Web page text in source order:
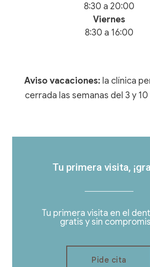
8:30 a 20:00
Viernes
8:30 a 16:00
Aviso vacaciones: la clínica
cerrada las semanas del 3 y
Tu primera visita,
Tu primera visita en el
gratis y sin
Pide cita